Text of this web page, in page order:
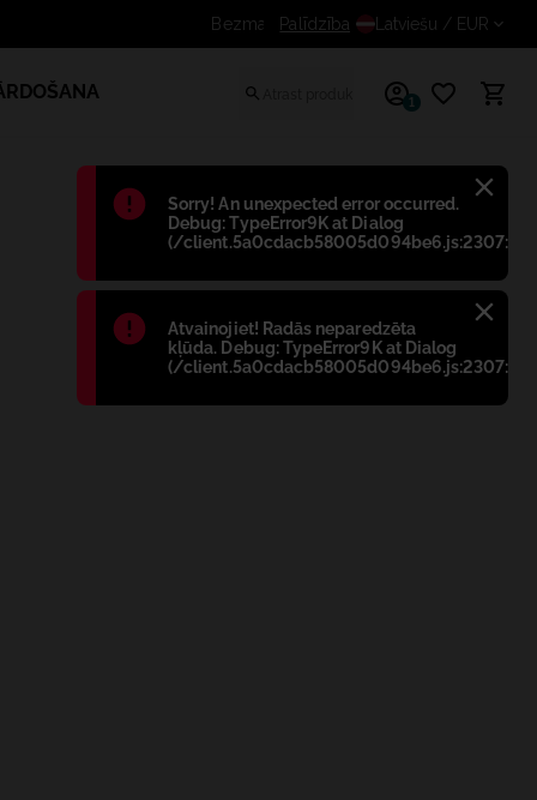
Błąd:
Sorry! An unexpected error occurred.
Debug: TypeError9K at Dialog
(/
Błąd:
Atvainojiet! Radās neparedzēta
kļūda. Debug: TypeError9K at Dialog
(/
Saņem papildus atlaidi reģistrētiem lietotājiem
Palīdzība Latviešu / EUR
1